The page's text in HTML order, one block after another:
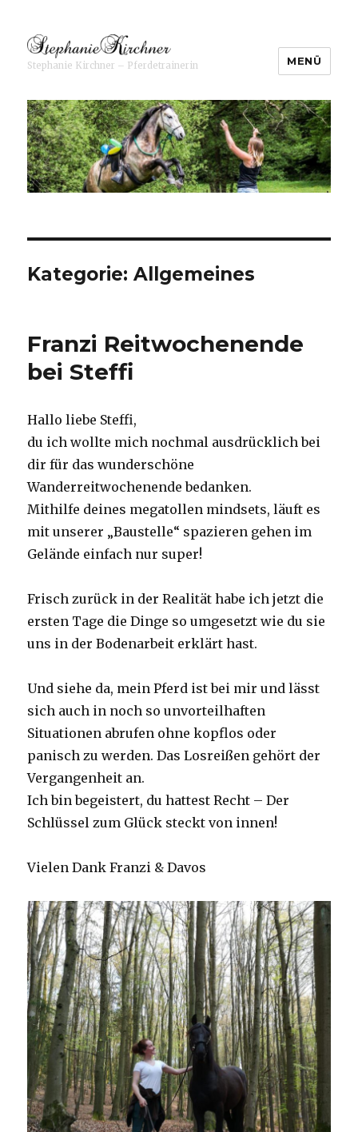
Pferdetrainerin
Stephanie Kirchner – Pferdetrainerin MENÜ
Kategorie: Allgemeines
Franzi Reitwochenende
bei Steffi
Hallo liebe Steffi,
du ich wollte mich nochmal ausdrücklich bei
dir für das wunderschöne
Wanderreitwochenende bedanken.
Mithilfe deines megatollen mindsets, läuft es
mit unserer „Baustelle“ spazieren gehen im
Gelände einfach nur super!
Frisch zurück in der Realität habe ich jetzt die
ersten Tage die Dinge so umgesetzt wie du sie
uns in der Bodenarbeit erklärt hast.
Und siehe da, mein Pferd ist bei mir und lässt
sich auch in noch so unvorteilhaften
Situationen abrufen ohne kopflos oder
panisch zu werden. Das Losreißen gehört der
Vergangenheit an.
Ich bin begeistert, du hattest Recht – Der
Schlüssel zum Glück steckt von innen!
Vielen Dank Franzi & Davos